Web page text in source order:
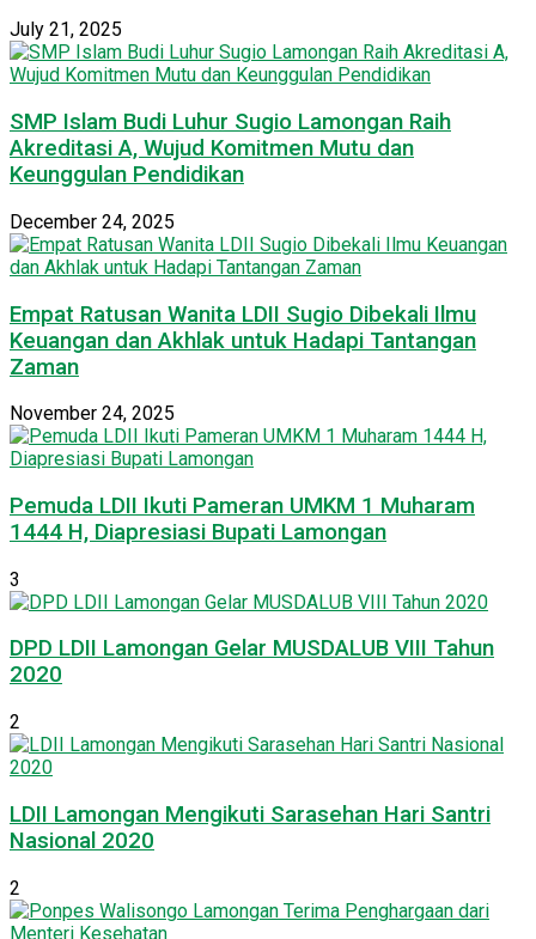
July 21, 2025
SMP Islam Budi Luhur Sugio Lamongan Raih
Akreditasi A, Wujud Komitmen Mutu dan
Keunggulan Pendidikan
December 24, 2025
Empat Ratusan Wanita LDII Sugio Dibekali Ilmu
Keuangan dan Akhlak untuk Hadapi Tantangan
Zaman
November 24, 2025
Pemuda LDII Ikuti Pameran UMKM 1 Muharam
1444 H, Diapresiasi Bupati Lamongan
3
DPD LDII Lamongan Gelar MUSDALUB VIII Tahun
2020
2
LDII Lamongan Mengikuti Sarasehan Hari Santri
Nasional 2020
2